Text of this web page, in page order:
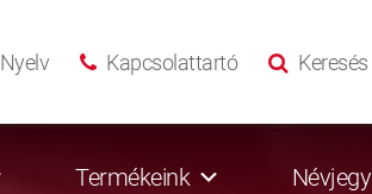
Keresés
Kapcsolattartó
Nyelv
Termékeink Névjegy